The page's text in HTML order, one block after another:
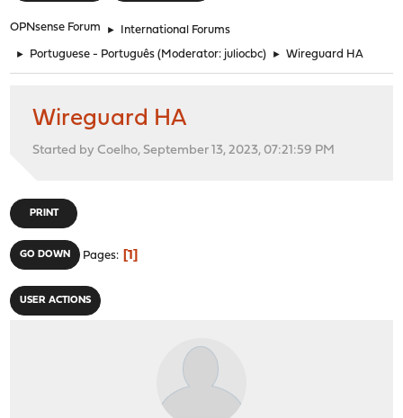
OPNsense Forum ► International Forums
► Portuguese - Português (Moderator: juliocbc) ► Wireguard HA
Wireguard HA
Started by Coelho, September 13, 2023, 07:21:59 PM
PRINT
GO DOWN Pages 1
USER ACTIONS